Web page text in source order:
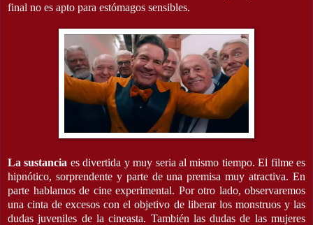
final no es apto para estómagos sensibles.
La sustancia es divertida y muy seria al mismo tiempo. El filme es
hipnótico, sorprendente y parte de una premisa muy atractiva. En
parte hablamos de cine experimental. Por otro lado, observaremos
una cinta de excesos con el objetivo de liberar los monstruos y las
dudas juveniles de la cineasta. También las dudas de las mujeres